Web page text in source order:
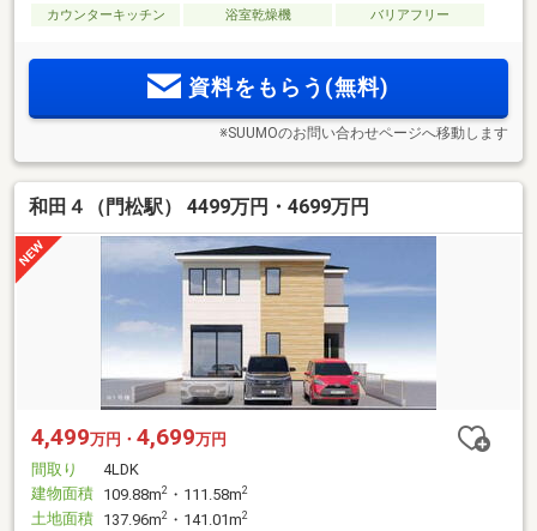
カウンターキッチン
浴室乾燥機 バリアフリー
資料をもらう(無料)
※SUUMOのお問い合わせページへ移動します
和田４（門松駅） 4499万円・4699万円
4,499万円・ 4,699万円
間取り
4LDK
建物面積 109.88m2 ・111.58m2
土地面積 137.96m2 ・141.01m2